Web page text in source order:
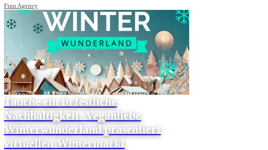
Finn Agency
Tauche ein in festliche
Nachhaltigkeit: Veganliebe
Winterwunderland präsentiert
virtuellen Wintermarkt